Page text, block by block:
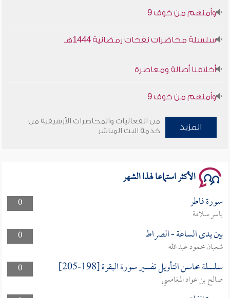
وأمنهم من خوف 9
سلسلة محاضرات نفحات رمضانية 1444هـ
أخلاقنا أصالة ومعاصرة
وأمنهم من خوف 9
سلسلة محاضرات نفحات رمضانية 1444هـ
المزيد
من الفعاليات والمحاضرات الأرشيفية من
خدمة البث المباشر
الأكثر استماعا لهذا الشهر
0 سورة فاطر
ياسر سلامة
0
بين يدى الساعة - الصراط
شعبان محمود عبد الله
0
سلسلة محاسن التأويل تفسير سورة البقرة [198-205]
صالح بن عواد المغامسي